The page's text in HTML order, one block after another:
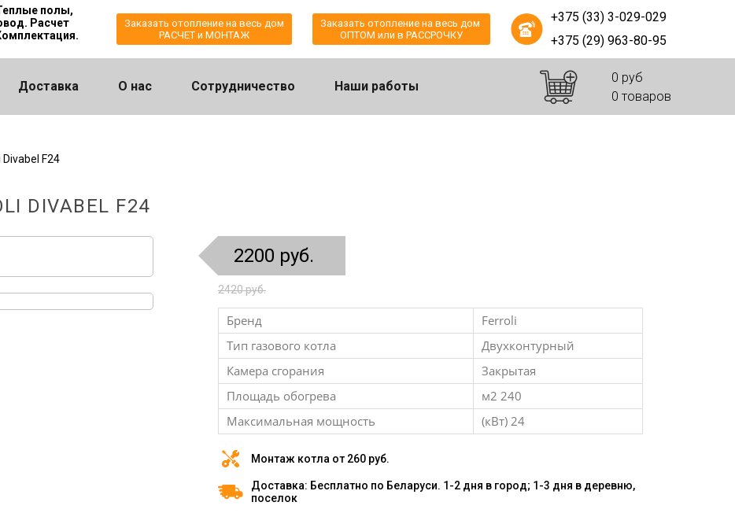
полы,
Расчет
Заказать отопление на весь дом
РАСЧЕТ и МОНТАЖ
Заказать отопление на весь дом
ОПТОМ или в РАССРОЧКУ
+375 (33) 3-029-029
+375 (29) 963-80-95
Доставка О нас Сотрудничество Наши работы
0 руб
0 товаров
Divabel F24
DIVABEL F24
2200 руб.
2420 руб.
Бренд
Ferroli
Тип газового котла
Двухконтурный
Камера сгорания
Закрытая
Площадь обогрева
м2 240
Максимальная мощность
(кВт) 24
Монтаж котла от 260 руб.
Доставка: Бесплатно по Беларуси. 1-2 дня в город; 1-3 дня в деревню,
поселок